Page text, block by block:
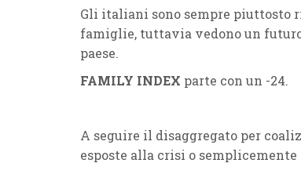
Gli italiani sono sempre piuttosto
famiglie, tuttavia vedono un
paese.
FAMILY INDEX parte con un -24.
A seguire il disaggregato per
esposte alla crisi o